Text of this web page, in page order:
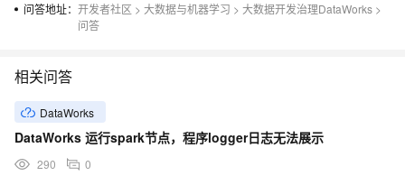
问答地址： 开发者社区 > 大数据与机器学习 > 大数据开发治理DataWorks >
问答
相关问答
DataWorks
DataWorks 运行spark节点，程序logger日志无法展示
290 0